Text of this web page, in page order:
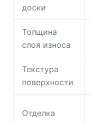
доски
Толщина
слоя износа
Текстура
поверхности
Отделка